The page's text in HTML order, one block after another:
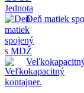
Deň matiek